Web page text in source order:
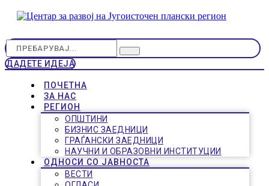
ДАДЕТЕ ИДЕЈА
ПОЧЕТНА
ЗА НАС
РЕГИОН
ОПШТИНИ
БИЗНИС ЗАЕДНИЦИ
ГРАЃАНСКИ ЗАЕДНИЦИ
НАУЧНИ И ОБРАЗОВНИ ИНСТИТУЦИИ
ОДНОСИ СО ЈАВНОСТА
ВЕСТИ